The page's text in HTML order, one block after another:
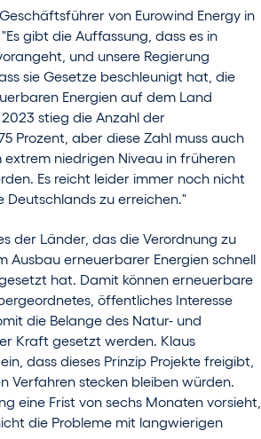
von Eurowind Energy in
gibt die Auffassung, dass es in
und unsere Regierung
sie Gesetze beschleunigt hat, die
Energien auf dem Land
stieg die Anzahl der
Prozent, aber diese Zahl muss auch
extrem niedrigen Niveau in früheren
Es reicht leider immer noch nicht
Deutschlands zu erreichen."
der Länder, das die Verordnung zu
Ausbau erneuerbarer Energien schnell
hat. Damit können erneuerbare
öffentliches Interesse
die Belange des Natur- und
Kraft gesetzt werden. Klaus
dass dieses Prinzip Projekte freigibt,
Verfahren stecken bleiben würden.
eine Frist von sechs Monaten vorsieht,
die Probleme mit langwierigen